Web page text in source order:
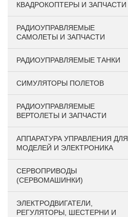
КВАДРОКОПТЕРЫ И ЗАПЧАСТИ
РАДИОУПРАВЛЯЕМЫЕ
САМОЛЕТЫ И ЗАПЧАСТИ
РАДИОУПРАВЛЯЕМЫЕ ТАНКИ
СИМУЛЯТОРЫ ПОЛЕТОВ
РАДИОУПРАВЛЯЕМЫЕ
ВЕРТОЛЕТЫ И ЗАПЧАСТИ
АППАРАТУРА УПРАВЛЕНИЯ ДЛЯ
МОДЕЛЕЙ И ЭЛЕКТРОНИКА
СЕРВОПРИВОДЫ
(СЕРВОМАШИНКИ)
ЭЛЕКТРОДВИГАТЕЛИ,
РЕГУЛЯТОРЫ, ШЕСТЕРНИ И